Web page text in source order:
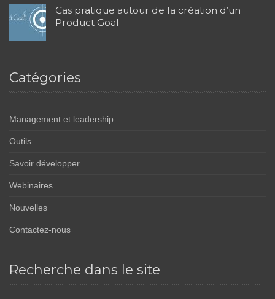
Cas pratique autour de la création d’un
Product Goal
Catégories
Management et leadership
Outils
Savoir développer
Webinaires
Nouvelles
Contactez-nous
Recherche dans le site